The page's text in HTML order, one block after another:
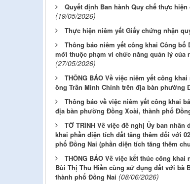
Quyết định Ban hành Quy chế thực
(19/05/2026)
Thực hiện niêm yết Giấy chứng nhận
Thông báo niêm yết công khai Công
mới thuộc phạm vi chức năng quản lý của
(27/05/2026)
THÔNG BÁO Về việc niêm yết công
ông Trần Minh Chính trên địa bàn phường
Thông báo về việc niêm yết công khai
địa bàn phường Đồng Xoài, thành phố
TỜ TRÌNH Về việc đề nghị Ủy ban
khai phần diện tích đất tăng thêm đối với
phố Đồng Nai (phần diện tích tăng thêm
THÔNG BÁO Về việc kết thúc công
Bùi Thị Thu Hiền cùng sử dụng đất với bà
thành phố Đồng Nai (08/06/2026)